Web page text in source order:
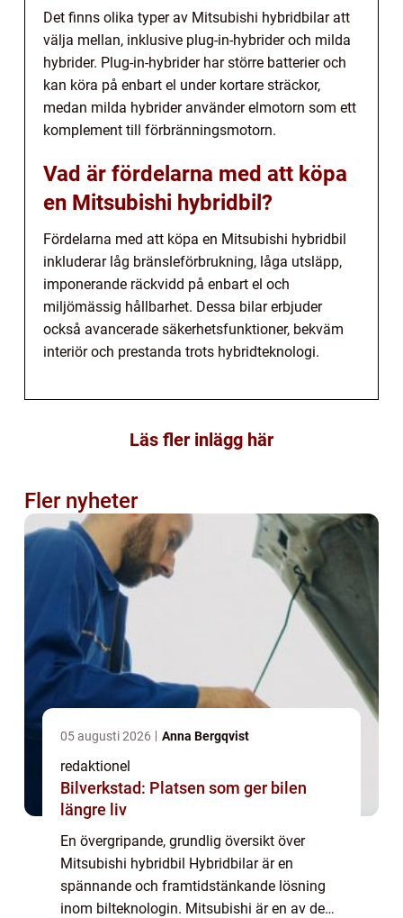
Det finns olika typer av Mitsubishi hybridbilar att
välja mellan, inklusive plug-in-hybrider och milda
hybrider. Plug-in-hybrider har större batterier och
kan köra på enbart el under kortare sträckor,
medan milda hybrider använder elmotorn som ett
komplement till förbränningsmotorn.
Vad är fördelarna med att köpa
en Mitsubishi hybridbil?
Fördelarna med att köpa en Mitsubishi hybridbil
inkluderar låg bränsleförbrukning, låga utsläpp,
imponerande räckvidd på enbart el och
miljömässig hållbarhet. Dessa bilar erbjuder
också avancerade säkerhetsfunktioner, bekväm
interiör och prestanda trots hybridteknologi.
Läs fler inlägg här
Fler nyheter
05 augusti 2026 Anna Bergqvist
redaktionel
Bilverkstad: Platsen som ger bilen
längre liv
En övergripande, grundlig översikt över
Mitsubishi hybridbil Hybridbilar är en
spännande och framtidstänkande lösning
inom bilteknologin. Mitsubishi är en av de